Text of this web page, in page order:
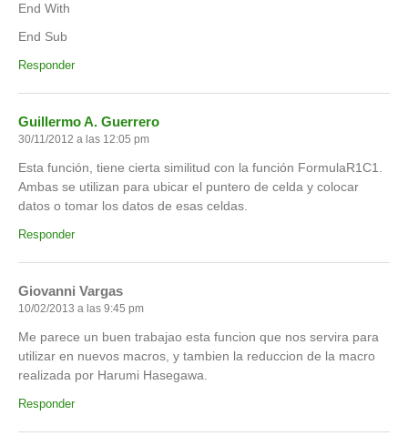
End With
End Sub
Responder
Guillermo A. Guerrero
30/11/2012 a las 12:05 pm
Esta función, tiene cierta similitud con la función FormulaR1C1.
Ambas se utilizan para ubicar el puntero de celda y colocar
datos o tomar los datos de esas celdas.
Responder
Giovanni Vargas
10/02/2013 a las 9:45 pm
Me parece un buen trabajao esta funcion que nos servira para
utilizar en nuevos macros, y tambien la reduccion de la macro
realizada por Harumi Hasegawa.
Responder